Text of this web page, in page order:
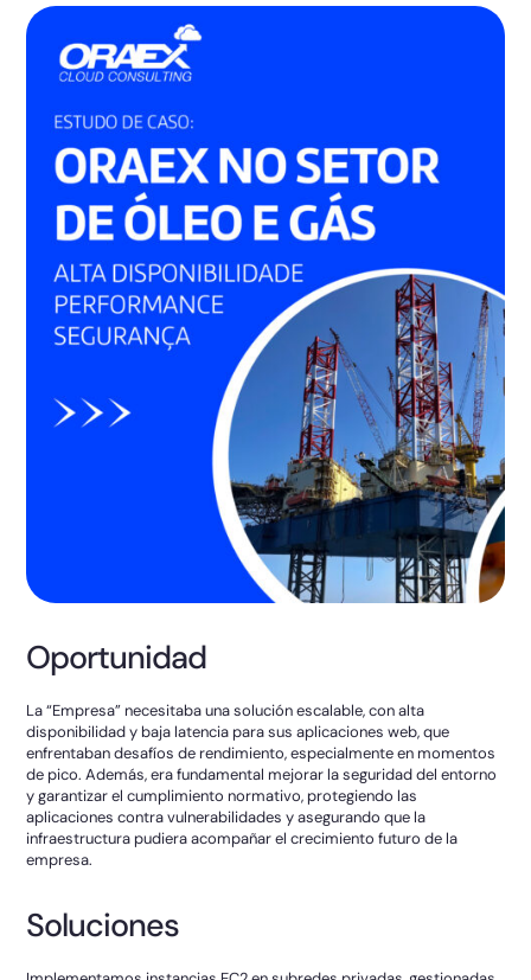
Oportunidad
La “Empresa” necesitaba una solución escalable, con alta
disponibilidad y baja latencia para sus aplicaciones web, que
enfrentaban desafíos de rendimiento, especialmente en momentos
de pico. Además, era fundamental mejorar la seguridad del entorno
y garantizar el cumplimiento normativo, protegiendo las
aplicaciones contra vulnerabilidades y asegurando que la
infraestructura pudiera acompañar el crecimiento futuro de la
empresa.
Soluciones